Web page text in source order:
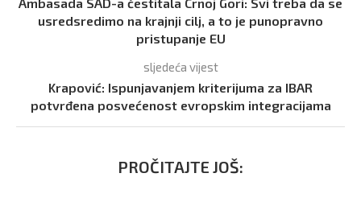
usredsredimo na krajnji cilj, a to je punopravno
pristupanje EU
sljedeća vijest
Krapović: Ispunjavanjem kriterijuma za IBAR
potvrđena posvećenost evropskim integracijama
PROČITAJTE JOŠ: